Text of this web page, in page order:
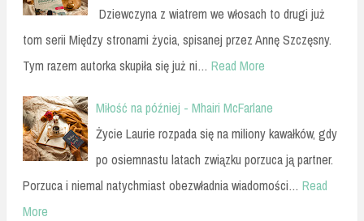
Dziewczyna z wiatrem we włosach to drugi już
tom serii Między stronami życia, spisanej przez Annę Szczęsny.
Tym razem autorka skupiła się już ni… Read More
Miłość na później - Mhairi McFarlane
Życie Laurie rozpada się na miliony kawałków, gdy
po osiemnastu latach związku porzuca ją partner.
Porzuca i niemal natychmiast obezwładnia wiadomości… Read
More